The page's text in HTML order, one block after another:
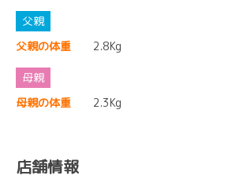
父親の体重 2.8Kg
母親の体重 2.3Kg
店舗情報